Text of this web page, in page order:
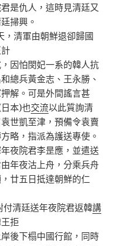
是仇人，這時見清廷又
掃興。
清軍由朝鮮退卻歸國
因怕閔妃一系的韓人抗
總兵黃金志、王永勝、
解。可是外間謠言甚
本)也交流以此質詢清
世凱至津，預備令袁賣
略，指派為護送專使。
夜院君李昰應，並遣送
年夜沽上舟，分乘兵舟
廿五日抵達朝鮮的仁
清廷送年夜院君返韓講
拒
後下榻中國行館，同時